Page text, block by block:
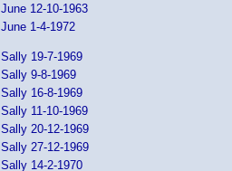
June 12-10-1963
June 1-4-1972
Sally 19-7-1969
Sally 9-8-1969
Sally 16-8-1969
Sally 11-10-1969
Sally 20-12-1969
Sally 27-12-1969
Sally 14-2-1970